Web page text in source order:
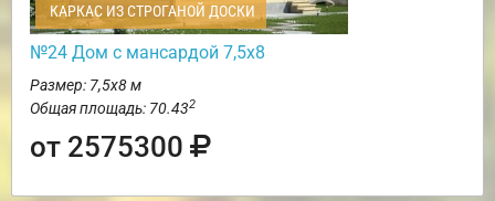
КАРКАС ИЗ СТРОГАНОЙ ДОСКИ
№24 Дом с мансардой 7,5х8
Размер: 7,5х8 м
Общая площадь: 70.432
от 2575300